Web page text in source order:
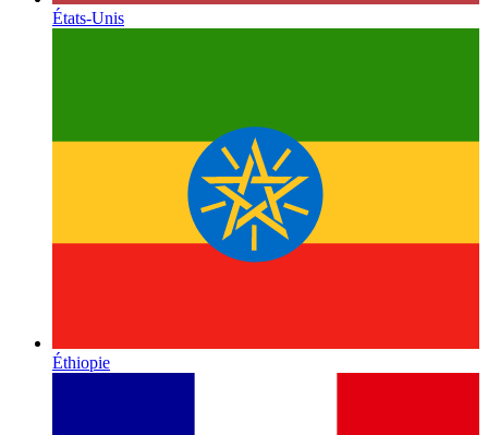
États-Unis
Éthiopie